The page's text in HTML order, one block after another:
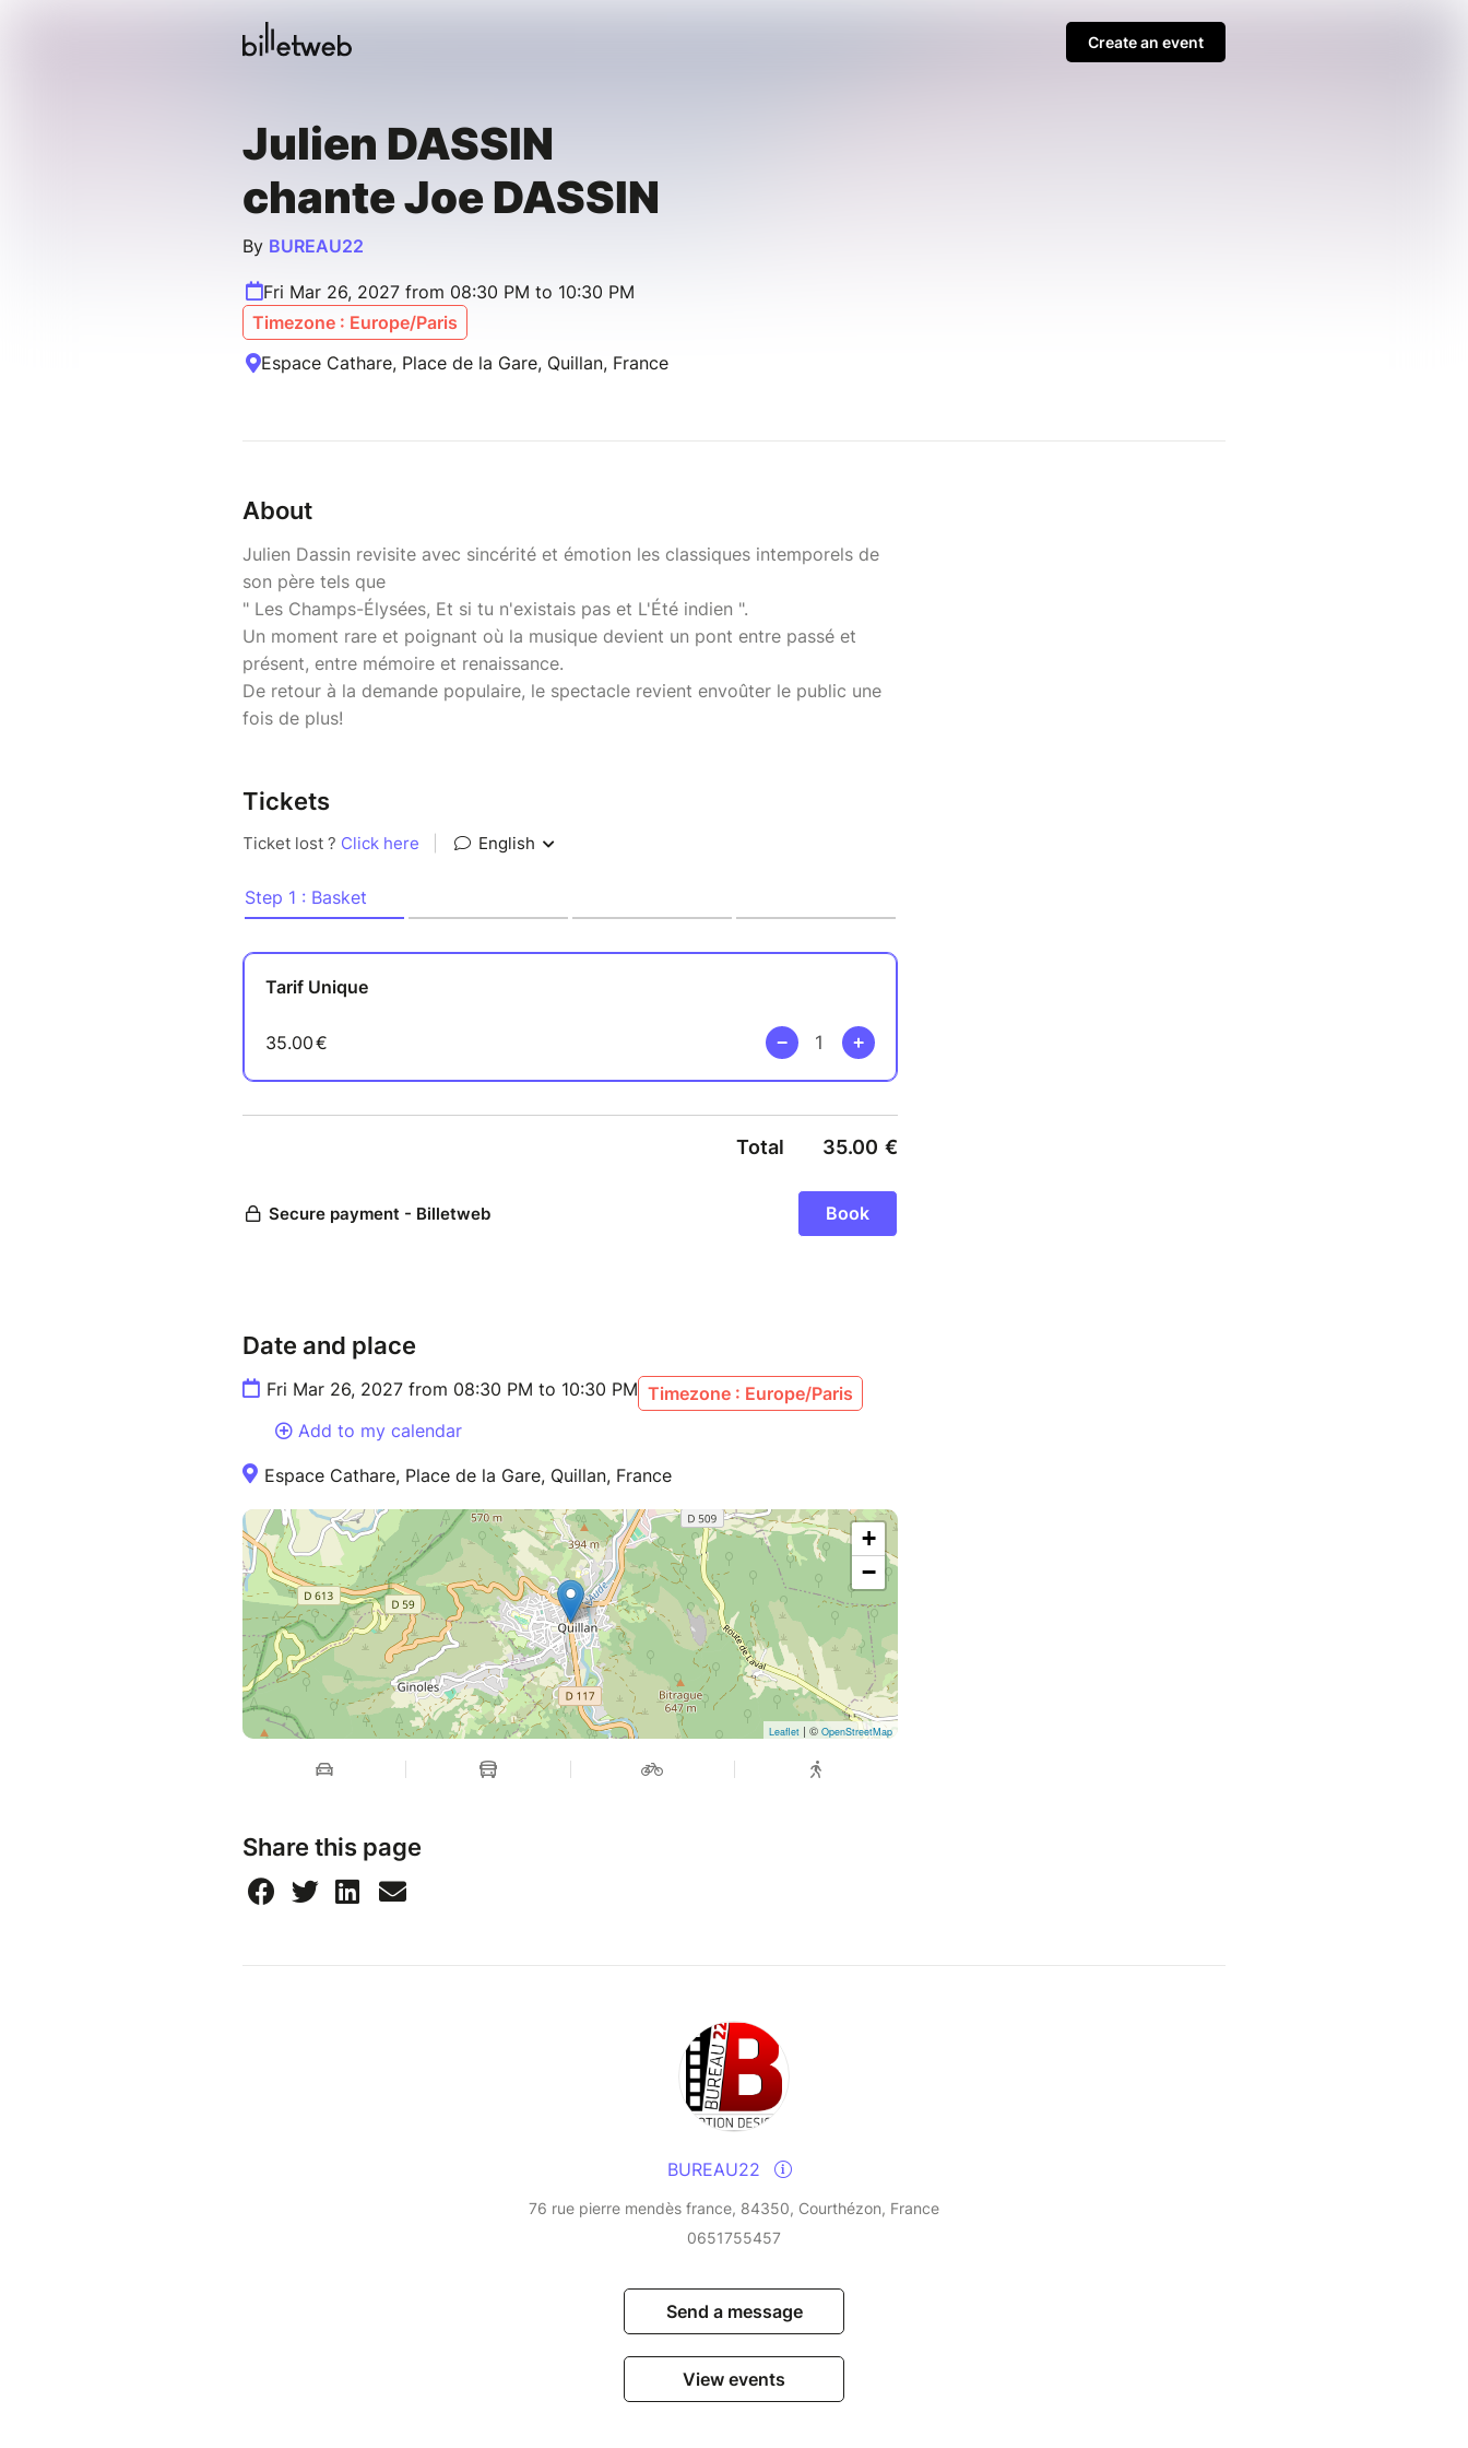
Create an event
Julien DASSIN
chante Joe DASSIN
By BUREAU22
Fri Mar 26, 2027 from 08:30 PM to 10:30 PM
Timezone : Europe/Paris
Espace Cathare, Place de la Gare, Quillan, France
About
Julien Dassin revisite avec sincérité et émotion les classiques intemporels de
son père tels que
" Les Champs-Élysées, Et si tu n'existais pas et L'Été indien ".
Un moment rare et poignant où la musique devient un pont entre passé et
présent, entre mémoire et renaissance.
De retour à la demande populaire, le spectacle revient envoûter le public une
fois de plus!
Tickets
Date and place
Fri Mar 26, 2027 from 08:30 PM to 10:30 PM Timezone : Europe/Paris
Add to my calendar
Espace Cathare, Place de la Gare, Quillan, France
+
−
Leaflet | © OpenStreetMap
Share this page
BUREAU22
76 rue pierre mendès france, 84350, Courthézon, France
0651755457
Send a message
View events